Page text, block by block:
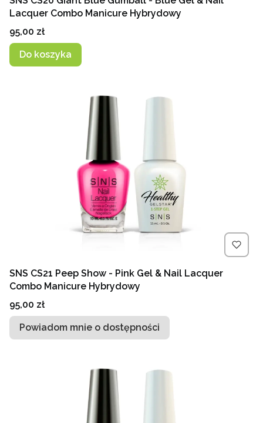
Lacquer Combo Manicure Hybrydowy
Cena
95,00 zł
Do koszyka
SNS CS21 Peep Show - Pink Gel & Nail Lacquer
Combo Manicure Hybrydowy
Cena
95,00 zł
Powiadom mnie o dostępności